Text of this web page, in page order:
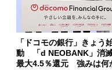
「ドコモの銀行」きょう
動 「d NEOBANK」消滅
最大4.5％還元 強みは何